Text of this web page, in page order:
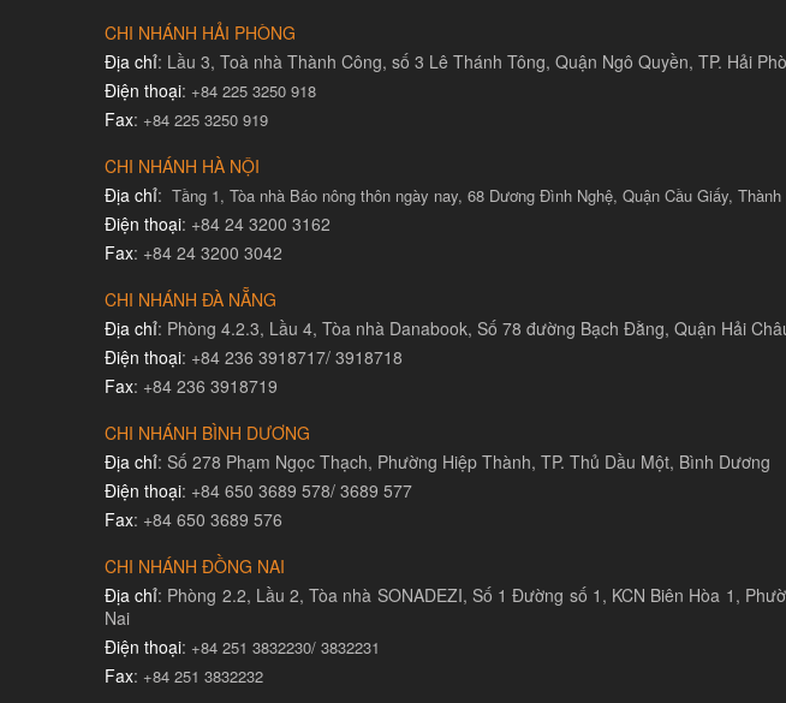
CHI NHÁNH HẢI PHÒNG
Địa chỉ: Lầu 3, Toà nhà Thành Công, số 3 Lê Thánh Tông, Quận Ngô Quyền, TP. Hải
Điện thoại: +84 225 3250 918
Fax: +84 225 3250 919
CHI NHÁNH HÀ NỘI
Địa chỉ: Tầng 1, Tòa nhà Báo nông thôn ngày nay, 68 Dương Đình Nghệ, Quận Cầu Giấy,
Điện thoại: +84 24 3200 3162
Fax: +84 24 3200 3042
CHI NHÁNH ĐÀ NẴNG
Địa chỉ: Phòng 4.2.3, Lầu 4, Tòa nhà Danabook, Số 78 đường Bạch Đằng, Quận Hải
Điện thoại: +84 236 3918717/ 3918718
Fax: +84 236 3918719
CHI NHÁNH BÌNH DƯƠNG
Địa chỉ: Số 278 Phạm Ngọc Thạch, Phường Hiệp Thành, TP. Thủ Dầu Một, Bình Dương
Điện thoại: +84 650 3689 578/ 3689 577
Fax: +84 650 3689 576
CHI NHÁNH ĐỒNG NAI
Địa chỉ: Phòng 2.2, Lầu 2, Tòa nhà SONADEZI, Số 1 Đường số 1, KCN Biên Hòa 1,
Nai
Điện thoại: +84 251 3832230/ 3832231​
Fax: +84 251 3832232